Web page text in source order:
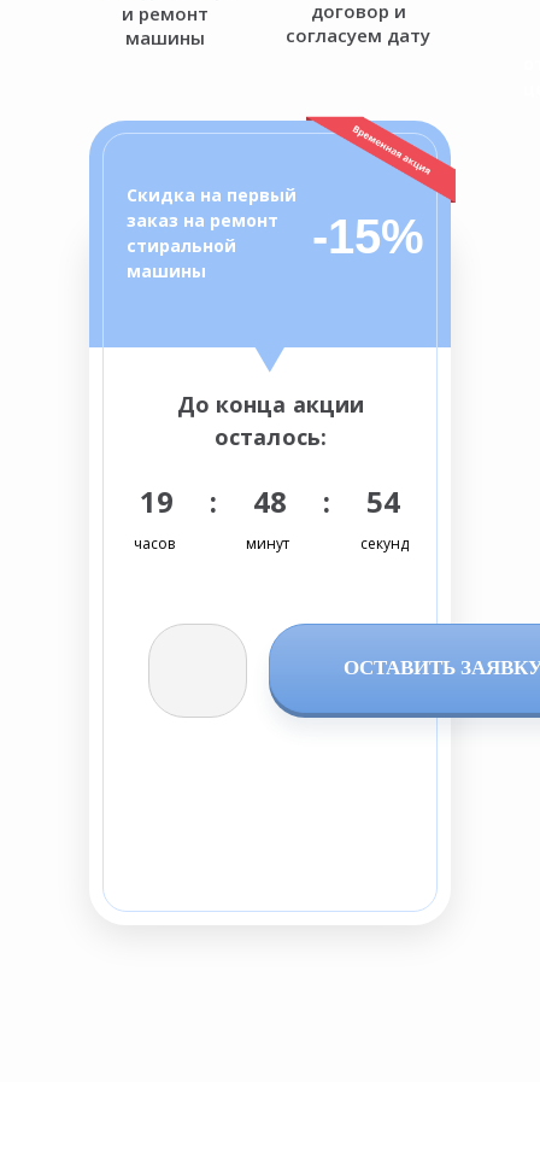
19 : 48 : 53
До конца акции
осталось:
Скидка на первый
заказ на ремонт
стиральной
машины
-15%
ОСТАВИТЬ
секунд
минут
часов
и ремонт
машины
договор и
согласуем дату